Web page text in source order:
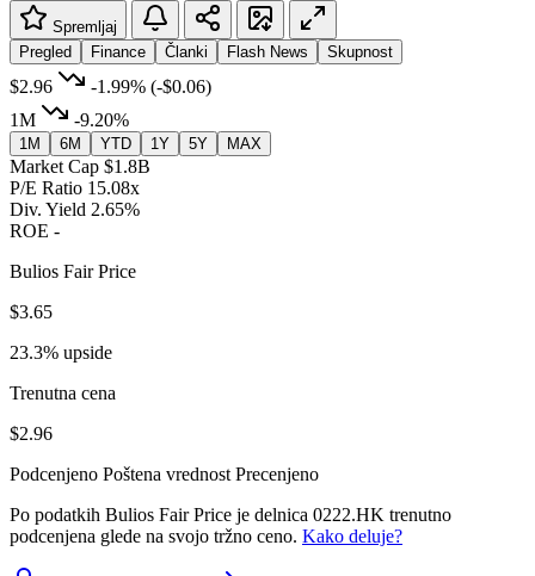
Spremljaj
Pregled
Finance Članki Flash News Skupnost
$2.96 -1.99% (-$0.06)
1M
-9.20%
1M 6M YTD 1Y 5Y MAX
Market Cap $1.8B
P/E Ratio 15.08x
Div. Yield 2.65%
ROE -
Bulios Fair Price
$3.65
23.3% upside
Trenutna cena
$2.96
Podcenjeno Poštena vrednost Precenjeno
Po podatkih Bulios Fair Price je delnica 0222.HK trenutno
podcenjena glede na svojo tržno ceno. Kako deluje?